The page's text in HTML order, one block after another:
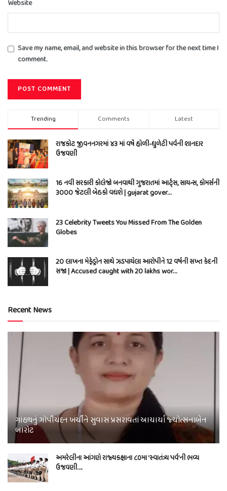
Website
Save my name, email, and website in this browser for the next time I
comment.
Trending Comments Latest
રાજકોટ જીવનનગરમાં ૪૩ માં વર્ષે હોળી-ધુળેટી પર્વની શાનદાર
ઉજવણી
16 નવી સરકારી કોલેજો બનવાથી ગુજરાતમાં આર્ટ્સ, સાયન્સ, કોમર્સની
3000 જેટલી બેઠકો વધશે | gujarat gover…
23 Celebrity Tweets You Missed From The Golden
Globes
20 લાખના મેફેડ્રોન સાથે ઝડપાયેલા આરોપીને 12 વર્ષની સખ્ત કેદની
સજા | Accused caught with 20 lakhs wor…
Recent News
ગાંઠ્યનું ગોપીચંદન ખર્ચીને સુવાસ પ્રસરાવતાં આચાર્યા જ્યોત્સનાબેન
બારોટ
અમરેલીના આંગણે રાજ્યકક્ષાના ૮૦મા ‘સ્વાતંત્ર્ય પર્વ’ની ભવ્ય
ઉજવણી….